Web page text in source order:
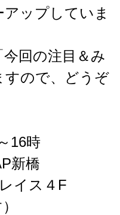
ップしていま
回の注目＆み
すので、どうぞ
16時
新橋
イス４F